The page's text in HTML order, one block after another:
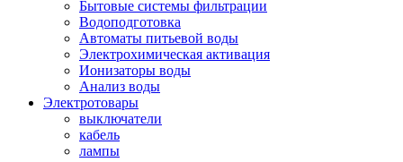
Бытовые системы фильтрации
Водоподготовка
Автоматы питьевой воды
Электрохимическая активация
Ионизаторы воды
Анализ воды
Электротовары
выключатели
кабель
лампы